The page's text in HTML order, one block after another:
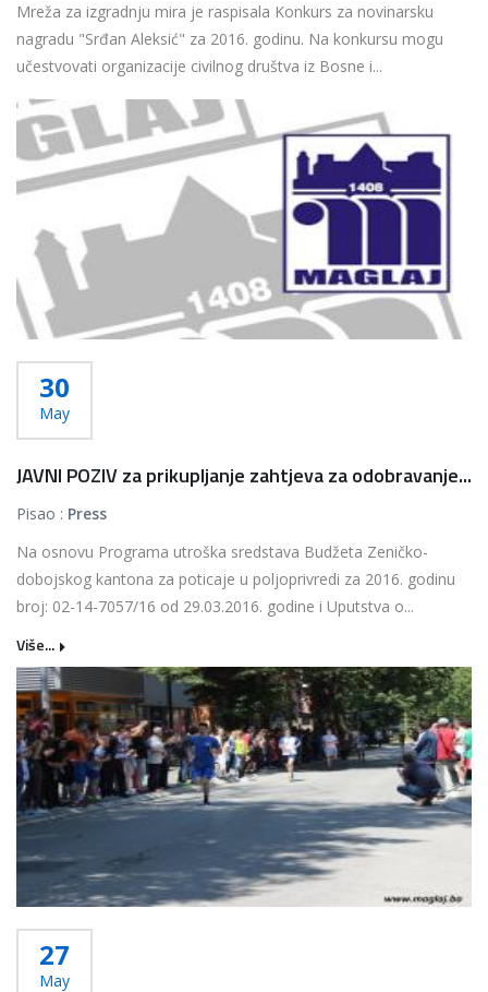
Mreža za izgradnju mira je raspisala Konkurs za novinarsku
nagradu "Srđan Aleksić" za 2016. godinu. Na konkursu mogu
učestvovati organizacije civilnog društva iz Bosne i...
Više...
30
May
JAVNI POZIV za prikupljanje zahtjeva za odobravanje...
Pisao : Press
Na osnovu Programa utroška sredstava Budžeta Zeničko-
dobojskog kantona za poticaje u poljoprivredi za 2016. godinu
broj: 02-14-7057/16 od 29.03.2016. godine i Uputstva o...
Više...
27
May